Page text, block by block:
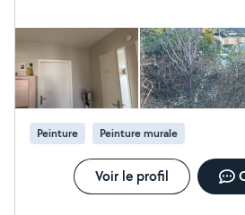
Peinture Peinture murale
Voir le profil